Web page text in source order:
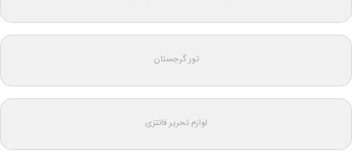
تور گرجستان
لوازم تحریر فانتزی